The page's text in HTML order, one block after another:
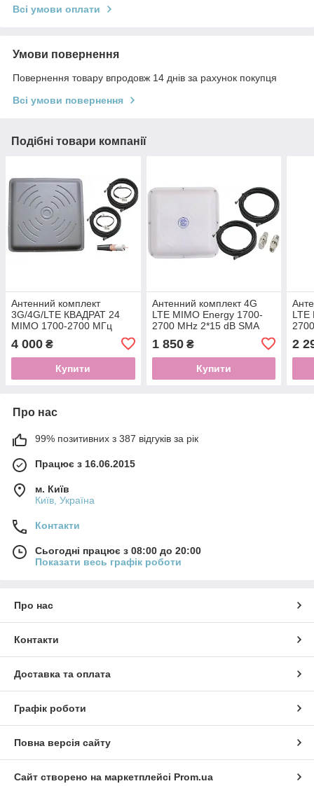
Всі умови оплати
Умови повернення
Повернення товару впродовж 14 днів за рахунок покупця
Всі умови повернення
Подібні товари компанії
Антенний комплект
3G/4G/LTE КВАДРАТ 24
MIMO 1700-2700 МГц
24dBi (rg-58 2*10м, crc9)
4 000 ₴
Купити
Антенний комплект 4G
LTE MIMO Energy 1700-
2700 MHz 2*15 dB SMA
1 850₴
Купити
LTE
2
Про нас
99% позитивних з 387 відгуків за рік
Працює з 16.06.2015
м. Київ
Київ, Україна
Контакти
Сьогодні працює з 08:00 до 20:00
Показати весь графік роботи
Про нас
Контакти
Доставка та оплата
Графік роботи
Повна версія сайту
Сайт створено на маркетплейсі Prom.ua